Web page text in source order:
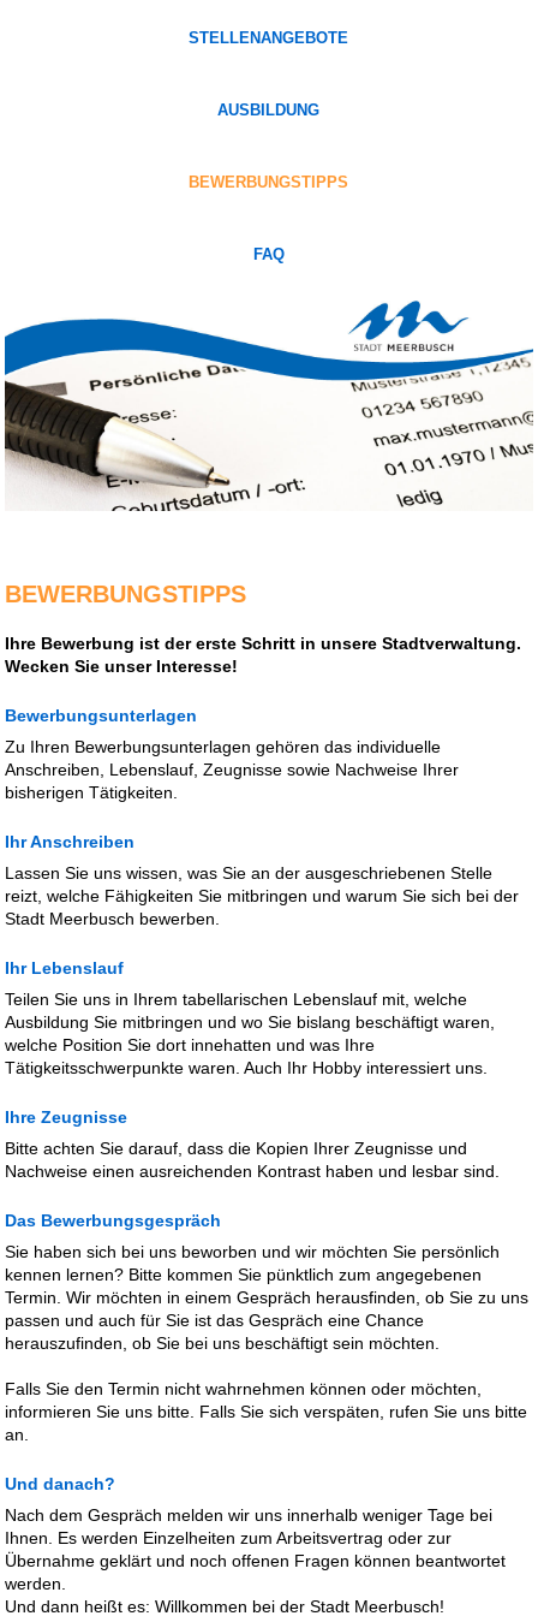
STELLENANGEBOTE
AUSBILDUNG
BEWERBUNGSTIPPS
FAQ
BEWERBUNGSTIPPS
Ihre Bewerbung ist der erste Schritt in unsere Stadtverwaltung.
Wecken Sie unser Interesse!
Bewerbungsunterlagen
Zu Ihren Bewerbungsunterlagen gehören das individuelle
Anschreiben, Lebenslauf, Zeugnisse sowie Nachweise Ihrer
bisherigen Tätigkeiten.
Ihr Anschreiben
Lassen Sie uns wissen, was Sie an der ausgeschriebenen Stelle
reizt, welche Fähigkeiten Sie mitbringen und warum Sie sich bei der
Stadt Meerbusch bewerben.
Ihr Lebenslauf
Teilen Sie uns in Ihrem tabellarischen Lebenslauf mit, welche
Ausbildung Sie mitbringen und wo Sie bislang beschäftigt waren,
welche Position Sie dort innehatten und was Ihre
Tätigkeitsschwerpunkte waren. Auch Ihr Hobby interessiert uns.
Ihre Zeugnisse
Bitte achten Sie darauf, dass die Kopien Ihrer Zeugnisse und
Nachweise einen ausreichenden Kontrast haben und lesbar sind.
Das Bewerbungsgespräch
Sie haben sich bei uns beworben und wir möchten Sie persönlich
kennen lernen? Bitte kommen Sie pünktlich zum angegebenen
Termin. Wir möchten in einem Gespräch herausfinden, ob Sie zu uns
passen und auch für Sie ist das Gespräch eine Chance
herauszufinden, ob Sie bei uns beschäftigt sein möchten.
Falls Sie den Termin nicht wahrnehmen können oder möchten,
informieren Sie uns bitte. Falls Sie sich verspäten, rufen Sie uns bitte
an.
Und danach?
Nach dem Gespräch melden wir uns innerhalb weniger Tage bei
Ihnen. Es werden Einzelheiten zum Arbeitsvertrag oder zur
Übernahme geklärt und noch offenen Fragen können beantwortet
werden.
Und dann heißt es: Willkommen bei der Stadt Meerbusch!